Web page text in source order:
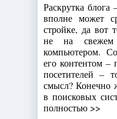
Раскрутка блога
вполне может
стройке, да вот
не на
компьютером.
его контентом –
посетителей –
смысл? Конечно
в поисковых
полностью >>